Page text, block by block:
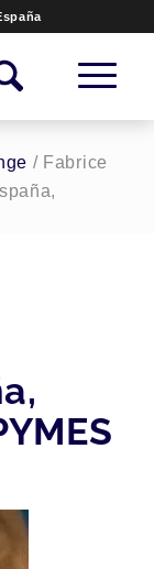
/ Fabrice